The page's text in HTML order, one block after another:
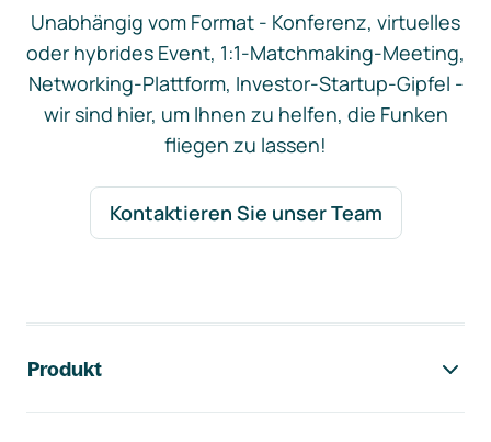
Unabhängig vom Format - Konferenz, virtuelles
oder hybrides Event, 1:1-Matchmaking-Meeting,
Networking-Plattform, Investor-Startup-Gipfel -
wir sind hier, um Ihnen zu helfen, die Funken
fliegen zu lassen!
Kontaktieren Sie unser Team
Produkt